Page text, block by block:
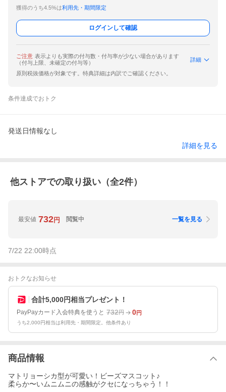
獲得のうち4.5%は利用先・期間限定
ログインして確認
ご注意 表示よりも実際の付与数・付与率が少ない場合があります
（付与上限、未確定の付与等）
詳細
原則税抜価格が対象です。特典詳細は内訳でご確認ください。
条件達成でおトク
発送日情報なし
詳細を見る
他ストアでの取り扱い（全2件）
最安値 732円 閲覧中 一覧を見る
7/22 22:00時点
おトクなお知らせ
合計5,000円相当プレゼント！
PayPayカード入会特典を使うと 732円 0円
うち2,000円相当は利用先・期間限定。他条件あり
商品情報
マトリョーシカ型が可愛い！ビーズマスコット♪
柔らか〜いムニムニの感触がクセになっちゃう！！